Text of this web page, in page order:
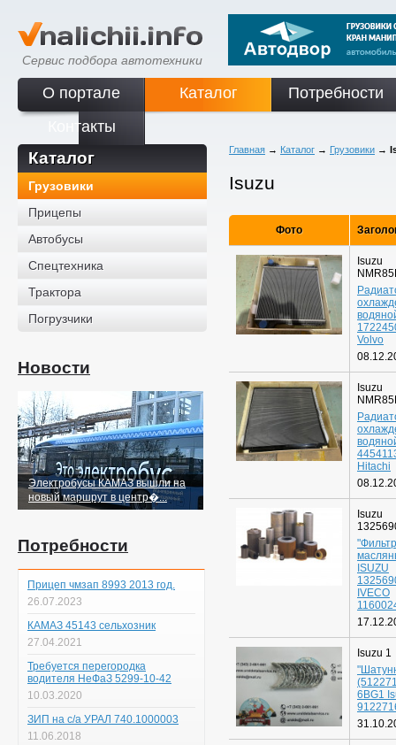
Сервис подбора автотехники
О портале Каталог
Потребности
Контакты
Каталог
Грузовики
Прицепы
Автобусы
Спецтехника
Трактора
Погрузчики
Новости
Электробусы КАМАЗ вышли на
новый маршрут в центр�...
Потребности
Прицеп чмзап 8993 2013 год.
26.07.2023
КАМАЗ 45143 сельхозник
27.04.2021
Требуется перегородка
водителя НеФаЗ 5299-10-42
10.03.2020
ЗИП на с/а УРАЛ 740.1000003
11.06.2018
Главная → Каталог → Грузовики →
Isuzu
Фото
Isuzu
Volvo
Isuzu
Hitachi
Isuzu
"Фильтр
ISUZU
IVECO
Isuzu 1
6BG1